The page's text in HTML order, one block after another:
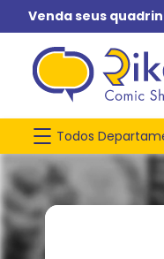
Venda seus
Todos